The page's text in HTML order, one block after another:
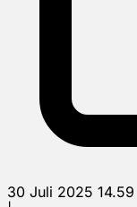
30 Juli 2025 14.59